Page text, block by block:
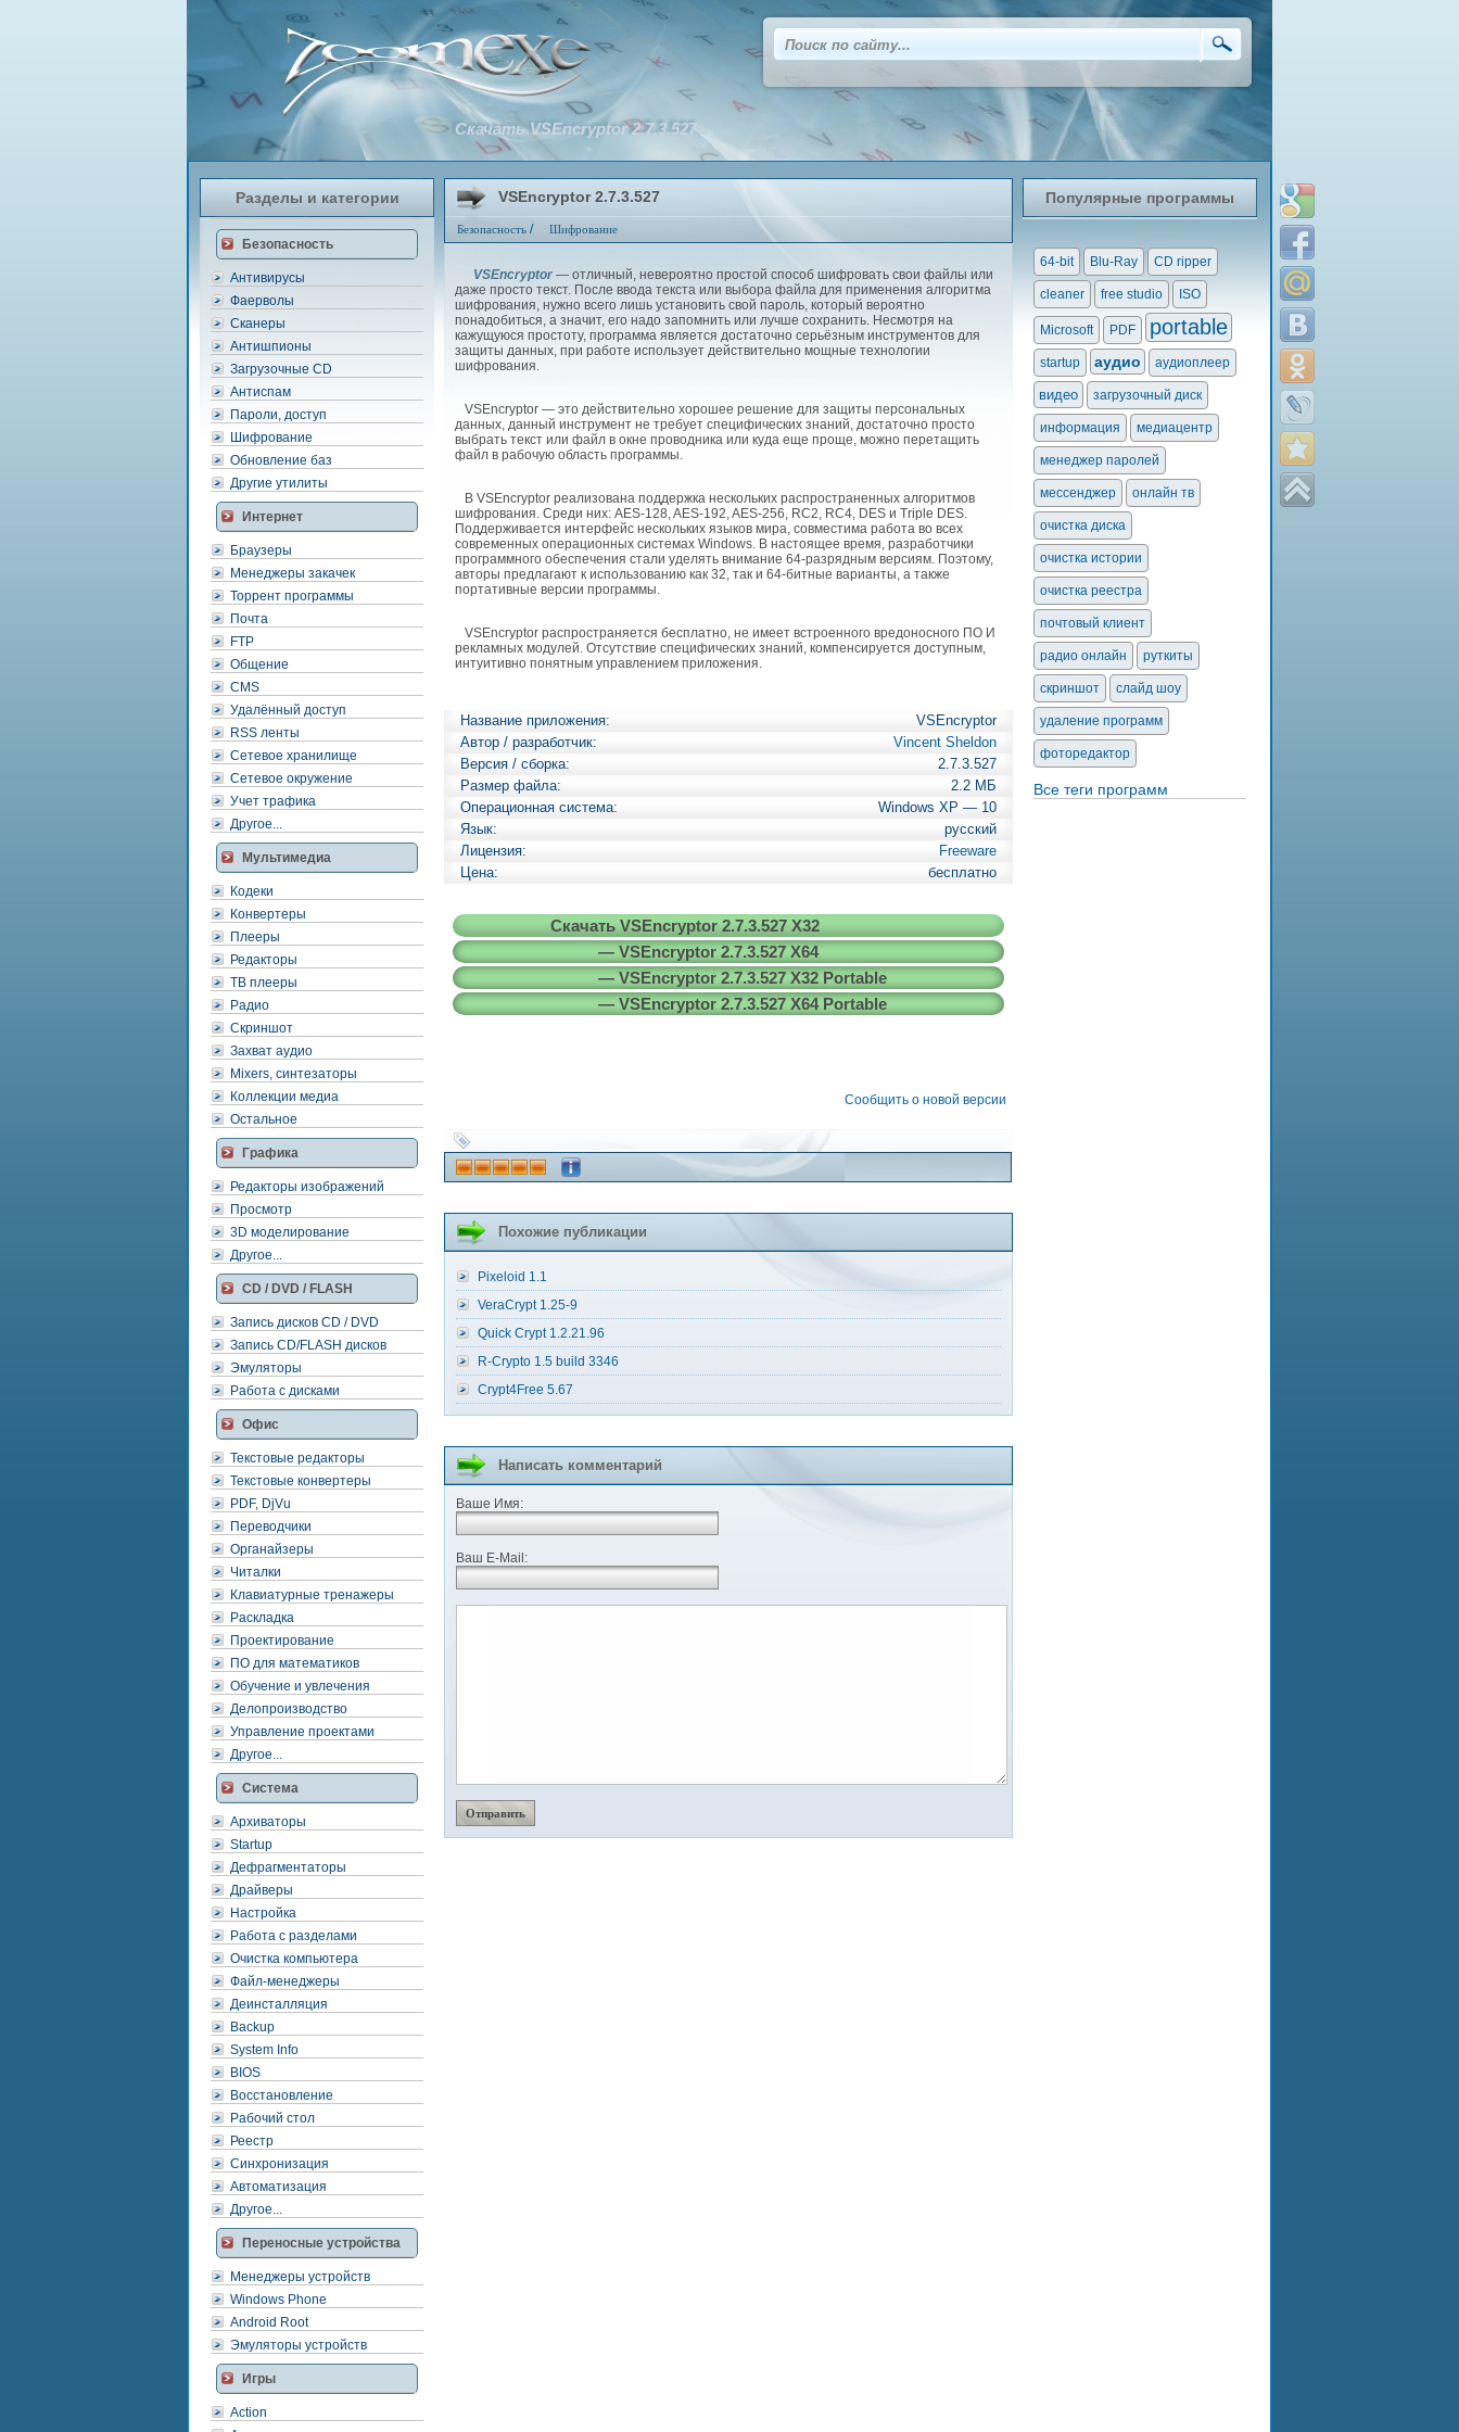
Разделы и категории
Безопасность
Антивирусы
Фаерволы
Сканеры
Антишпионы
Загрузочные CD
Антиспам
Пароли, доступ
Шифрование
Обновление баз
Другие утилиты
Интернет
Браузеры
Менеджеры закачек
Торрент программы
Почта
FTP
Общение
CMS
Удалённый доступ
RSS ленты
Сетевое хранилище
Сетевое окружение
Учет трафика
Другое...
Мультимедиа
Кодеки
Конвертеры
Плееры
Редакторы
ТВ плееры
Радио
Скриншот
Захват аудио
Mixers, синтезаторы
Коллекции медиа
Остальное
Графика
Редакторы изображений
Просмотр
3D моделирование
Другое...
CD / DVD / FLASH
Запись дисков CD / DVD
Запись CD/FLASH дисков
Эмуляторы
Работа с дисками
Офис
Текстовые редакторы
Текстовые конвертеры
PDF, DjVu
Переводчики
Органайзеры
Читалки
Клавиатурные тренажеры
Раскладка
Проектирование
ПО для математиков
Обучение и увлечения
Делопроизводство
Управление проектами
Другое...
Система
Архиваторы
Startup
Дефрагментаторы
Драйверы
Настройка
Работа с разделами
Очистка компьютера
Файл-менеджеры
Деинсталляция
Backup
System Info
BIOS
Восстановление
Рабочий стол
Реестр
Синхронизация
Автоматизация
Другое...
Переносные устройства
Менеджеры устройств
Windows Phone
Android Root
Эмуляторы устройств
Игры
Action
VSEncryptor 2.7.3.527
Безопасность / Шифрование
Скачать VSEncryptor 2.7.3.527
VSEncryptor — отличный, невероятно простой способ шифровать свои файлы или
даже просто текст. После ввода текста или выбора файла для применения алгоритма
шифрования, нужно всего лишь установить свой пароль, который вероятно
понадобиться, а значит, его надо запомнить или лучше сохранить. Несмотря на
кажущуюся простоту, программа является достаточно серьёзным инструментов для
защиты данных, при работе использует действительно мощные технологии
шифрования.
VSEncryptor — это действительно хорошее решение для защиты персональных
данных, данный инструмент не требует специфических знаний, достаточно просто
выбрать текст или файл в окне проводника или куда еще проще, можно перетащить
файл в рабочую область программы.
В VSEncryptor реализована поддержка нескольких распространенных алгоритмов
шифрования. Среди них: AES-128, AES-192, AES-256, RC2, RC4, DES и Triple DES.
Поддерживается интерфейс нескольких языков мира, совместима работа во всех
современных операционных системах Windows. В настоящее время, разработчики
программного обеспечения стали уделять внимание 64-разрядным версиям. Поэтому,
авторы предлагают к использованию как 32, так и 64-битные варианты, а также
портативные версии программы.
VSEncryptor распространяется бесплатно, не имеет встроенного вредоносного ПО И
рекламных модулей. Отсутствие специфических знаний, компенсируется доступным,
интуитивно понятным управлением приложения.
Название приложения:
VSEncryptor
Автор / разработчик:
Vincent Sheldon
Версия / сборка:
2.7.3.527
Размер файла:
2.2 МБ
Операционная система:
Windows XP — 10
Язык:
русский
Лицензия:
Freeware
Цена:
бесплатно
Скачать VSEncryptor 2.7.3.527 X32
— VSEncryptor 2.7.3.527 X64
— VSEncryptor 2.7.3.527 X32 Portable
— VSEncryptor 2.7.3.527 X64 Portable
Сообщить о новой версии
Похожие публикации
Pixeloid 1.1
VeraCrypt 1.25-9
Quick Crypt 1.2.21.96
R-Crypto 1.5 build 3346
Crypt4Free 5.67
Написать комментарий
Ваше Имя:
Ваш E-Mail:
Популярные программы
64-bit Blu-Ray CD ripper
cleaner free studio ISO
Microsoft PDF portable
startup аудио аудиоплеер
видео загрузочный диск
информация медиацентр
менеджер паролей
мессенджер онлайн тв
очистка диска
очистка истории
очистка реестра
почтовый клиент
радио онлайн руткиты
скриншот слайд шоу
удаление программ
фоторедактор
Все теги программ